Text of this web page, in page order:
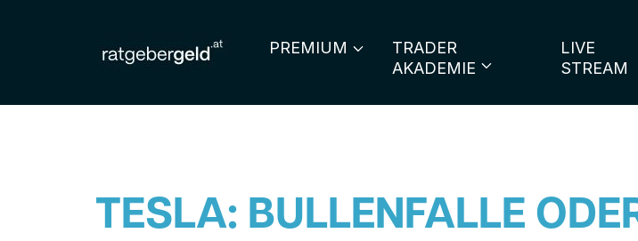
PREMIUM TRADER
AKADEMIE
LIVE
STREAM
TESLA: BULLENFALLE